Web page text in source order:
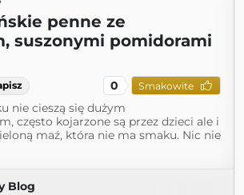
penne ze
suszonymi pomidorami
0 Smakowite
nie cieszą się dużym
często kojarzone są przez dzieci ale i
maź, która nie ma smaku. Nic nie
Blog